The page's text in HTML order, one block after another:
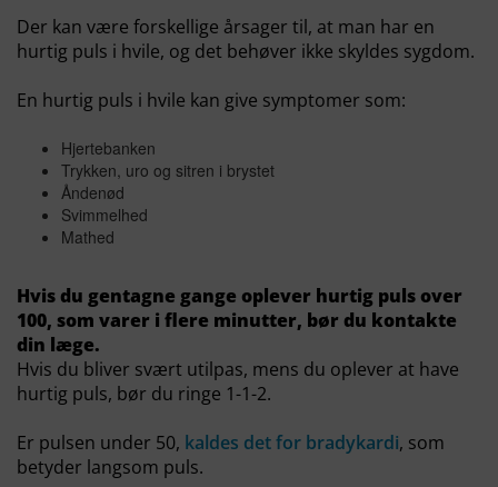
Der kan være forskellige årsager til, at man har en
hurtig puls i hvile, og det behøver ikke skyldes sygdom.
En hurtig puls i hvile kan give symptomer som:
Hjertebanken
Trykken, uro og sitren i brystet
Åndenød
Svimmelhed
Mathed
Hvis du gentagne gange oplever hurtig puls over
100, som varer i flere minutter, bør du kontakte
din læge.
Hvis du bliver svært utilpas, mens du oplever at have
hurtig puls, bør du ringe 1-1-2.
Er pulsen under 50, kaldes det for bradykardi, som
betyder langsom puls.